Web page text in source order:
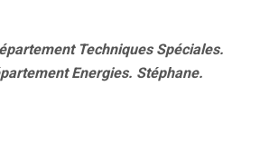
Techniques Spéciales.
Energies. Stéphane.